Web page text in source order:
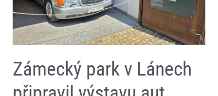
Zámecký park v Lánech
s
prezidentem
Václavem
Havlem